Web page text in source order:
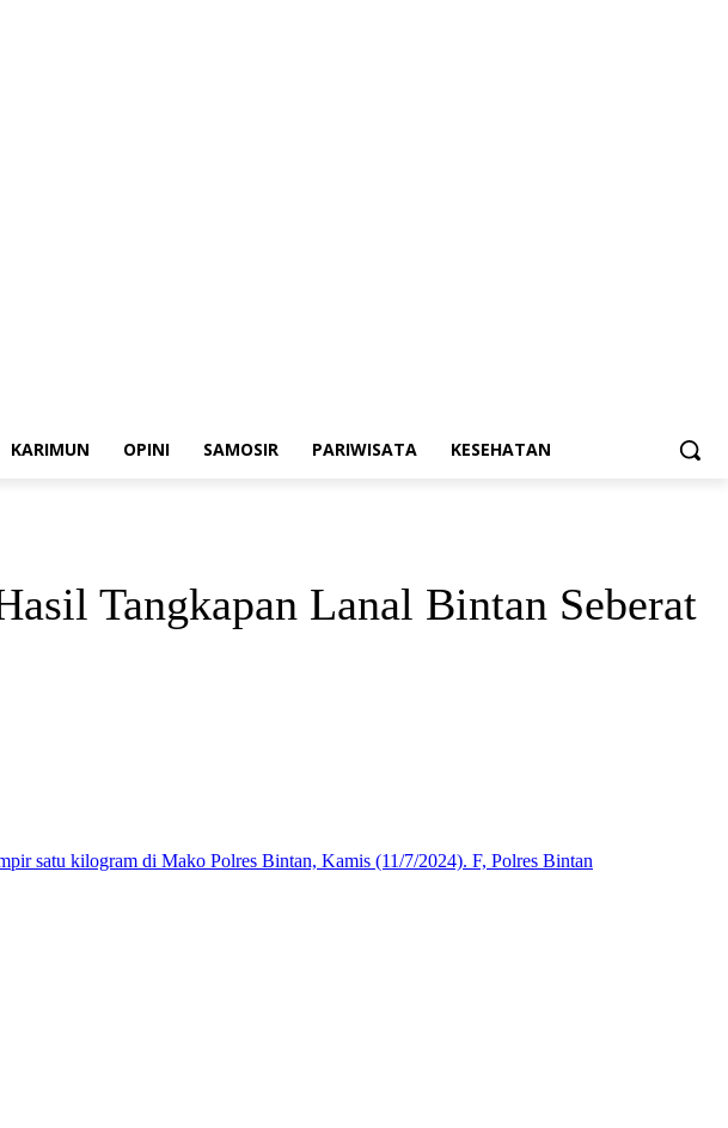
KARIMUN OPINI SAMOSIR PARIWISATA KESEHATAN
Tangkapan Lanal Bintan Seberat